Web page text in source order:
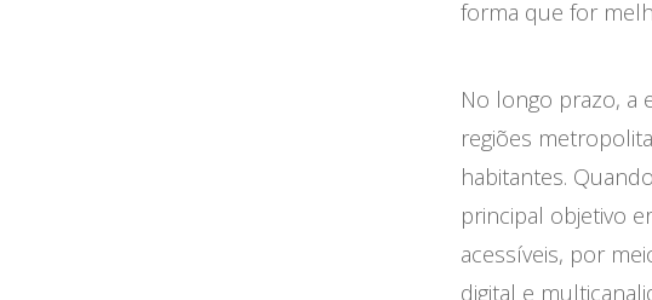
forma que for
No longo prazo, a
regiões
habitantes.
principal objetivo
acessíveis, por
digital e